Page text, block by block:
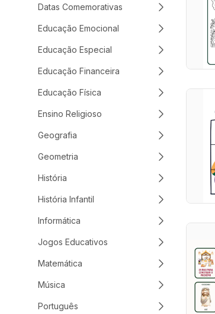
Datas Comemorativas
Educação Emocional
Educação Especial
Educação Financeira
Educação Física
Ensino Religioso
Geografia
Geometria
História
História Infantil
Informática
Jogos Educativos
Matemática
Música
Português